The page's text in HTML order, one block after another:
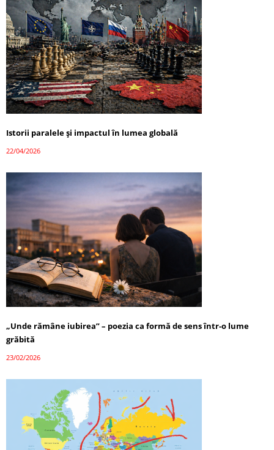
Istorii paralele și impactul în lumea globală
22/04/2026
„Unde rămâne iubirea” – poezia ca formă de sens într-o lume
grăbită
23/02/2026